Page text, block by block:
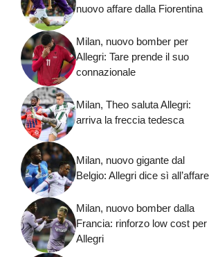
nuovo affare dalla Fiorentina
Milan, nuovo bomber per
Allegri: Tare prende il suo
connazionale
Milan, Theo saluta Allegri:
arriva la freccia tedesca
Milan, nuovo gigante dal
Belgio: Allegri dice sì all’affare
Milan, nuovo bomber dalla
Francia: rinforzo low cost per
Allegri